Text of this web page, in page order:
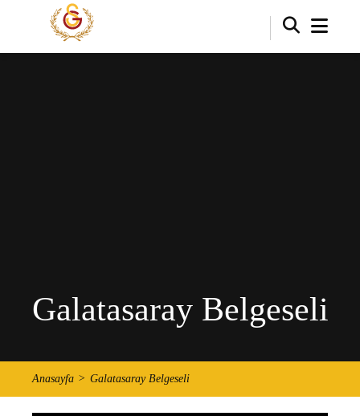
Galatasaray Belgeseli
Anasayfa Galatasaray Belgeseli